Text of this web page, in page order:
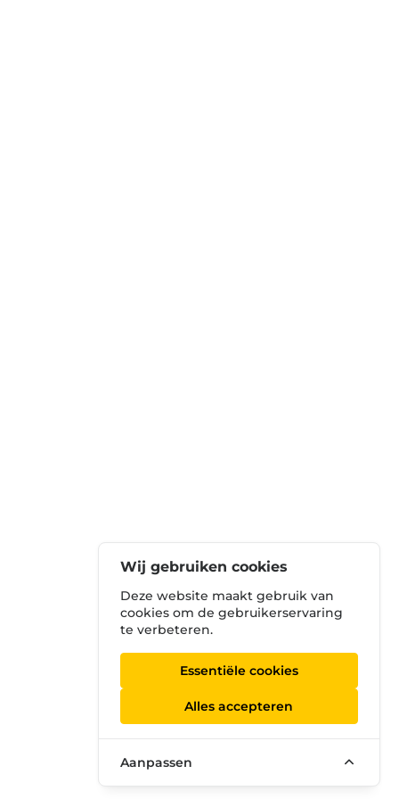
Wij gebruiken cookies
Deze website maakt gebruik van
cookies om de gebruikerservaring
te verbeteren.
Essentiële cookies
Alles accepteren
Aanpassen